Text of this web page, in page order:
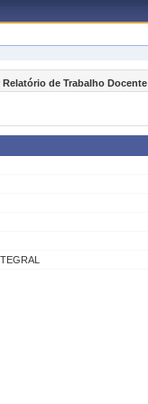
Relatório de Trabalho Docente